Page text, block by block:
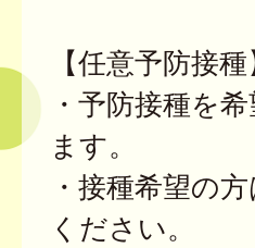
【任意予防接種
・予防接種を
ます。
・接種希望の
ください。